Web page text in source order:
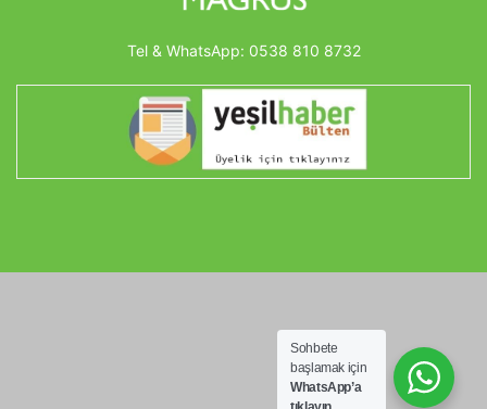
Tel & WhatsApp: 0538 810 8732
Sohbete
başlamak için
WhatsApp’a